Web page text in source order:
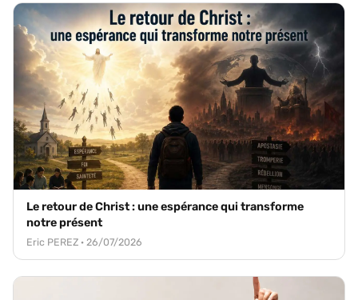
Le retour de Christ : une espérance qui transforme
notre présent
Eric PEREZ · 26/07/2026